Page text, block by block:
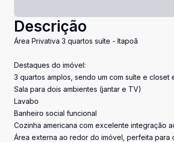
Descrição
Área Privativa 3 quartos suíte - Itapoã
Destaques do imóvel:
3 quartos amplos, sendo um com suíte e closet
Sala para dois ambientes (jantar e TV)
Lavabo
Banheiro social funcional
Cozinha americana com excelente integração
Área externa ao redor do imóvel, perfeita para